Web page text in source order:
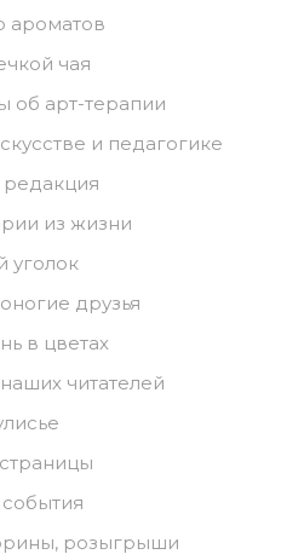
ароматов
чая
об арт-терапии
и педагогике
редакция
из жизни
уголок
друзья
в цветах
читателей
розыгрыши